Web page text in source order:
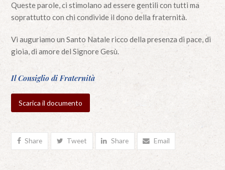
Queste parole, ci stimolano ad essere gentili con tutti ma
soprattutto con chi condivide il dono della fraternità.
Vi auguriamo un Santo Natale ricco della presenza di pace, di
gioia, di amore del Signore Gesù.
Il Consiglio di Fraternità
Scarica il documento
Share Tweet Share Email